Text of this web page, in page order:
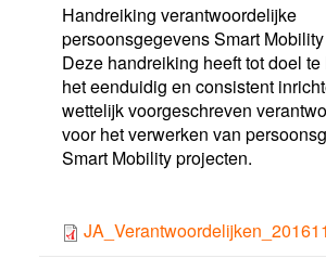
Handreiking verantwoordelijke
persoonsgegevens Smart
Deze handreiking heeft tot doel
het eenduidig en consistent
wettelijk voorgeschreven
voor het verwerken van
Smart Mobility projecten.